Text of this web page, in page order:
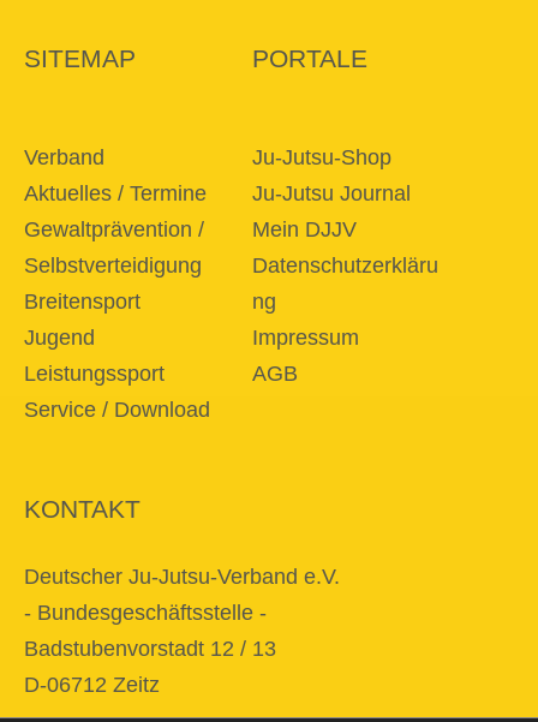
SITEMAP
Verband
Aktuelles / Termine
Gewaltprävention /
Selbstverteidigung
Breitensport
Jugend
Leistungssport
Service / Download
PORTALE
Ju-Jutsu-Shop
Ju-Jutsu Journal
Mein DJJV
Datenschutzerkläru
ng
Impressum
AGB
KONTAKT
Deutscher Ju-Jutsu-Verband e.V.
- Bundesgeschäftsstelle -
Badstubenvorstadt 12 / 13
D-06712 Zeitz